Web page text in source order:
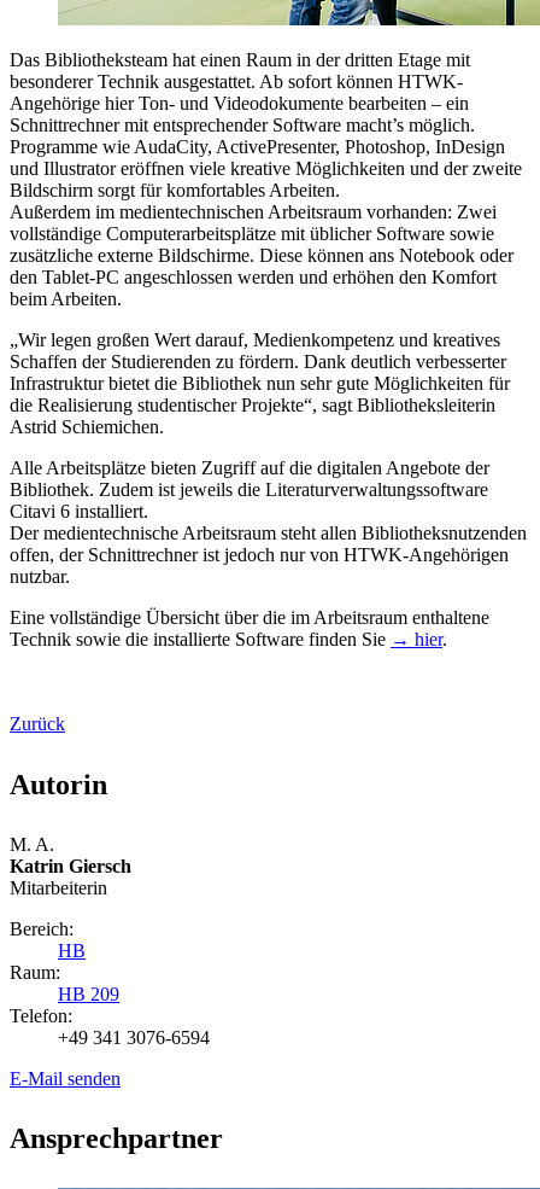
Das Bibliotheksteam hat einen Raum in der dritten Etage mit
besonderer Technik ausgestattet. Ab sofort können HTWK-
Angehörige hier Ton- und Videodokumente bearbeiten – ein
Schnittrechner mit entsprechender Software macht’s möglich.
Programme wie AudaCity, ActivePresenter, Photoshop, InDesign
und Illustrator eröffnen viele kreative Möglichkeiten und der zweite
Bildschirm sorgt für komfortables Arbeiten.
Außerdem im medientechnischen Arbeitsraum vorhanden: Zwei
vollständige Computerarbeitsplätze mit üblicher Software sowie
zusätzliche externe Bildschirme. Diese können ans Notebook oder
den Tablet-PC angeschlossen werden und erhöhen den Komfort
beim Arbeiten.
„Wir legen großen Wert darauf, Medienkompetenz und kreatives
Schaffen der Studierenden zu fördern. Dank deutlich verbesserter
Infrastruktur bietet die Bibliothek nun sehr gute Möglichkeiten für
die Realisierung studentischer Projekte“, sagt Bibliotheksleiterin
Astrid Schiemichen.
Alle Arbeitsplätze bieten Zugriff auf die digitalen Angebote der
Bibliothek. Zudem ist jeweils die Literaturverwaltungssoftware
Citavi 6 installiert.
Der medientechnische Arbeitsraum steht allen Bibliotheksnutzenden
offen, der Schnittrechner ist jedoch nur von HTWK-Angehörigen
nutzbar.
Eine vollständige Übersicht über die im Arbeitsraum enthaltene
Technik sowie die installierte Software finden Sie → hier.
Zurück
Autorin
M. A.
Katrin Giersch
Mitarbeiterin
Bereich:
HB
Raum:
HB 209
Telefon:
+49 341 3076-6594
E-Mail senden
Ansprechpartner